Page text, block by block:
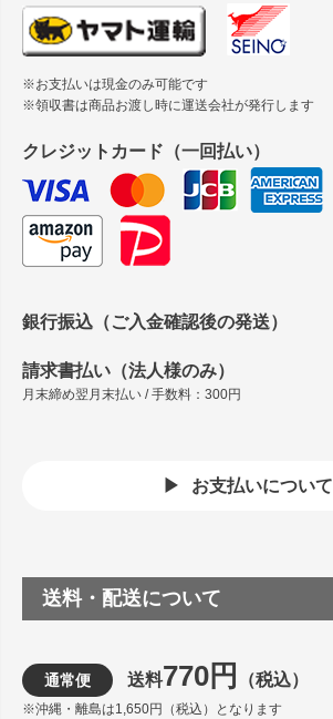
※お支払いは現金のみ可能です
※領収書は商品お渡し時に運送会社が発行します
クレジットカード（一回払い）
銀行振込（ご入金確認後の発送）
請求書払い（法人様のみ）
月末締め翌月末払い / 手数料：300円
お支払いについて
送料・配送について
通常便 送料770円 （税込）
※沖縄・離島は1,650円（税込）となります